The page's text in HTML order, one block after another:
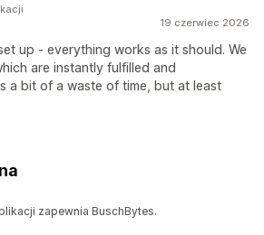
19 czerwiec 2026
up - everything works as it should. We
are instantly fulfilled and
a bit of a waste of time, but at least
zapewnia BuschBytes.